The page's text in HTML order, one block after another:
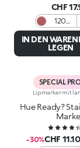
CHF
120
Rosy
Mauve
IN DEN
LEGEN
SPECIAL
Lipmarker mit
Hue Ready?
-30%CHF